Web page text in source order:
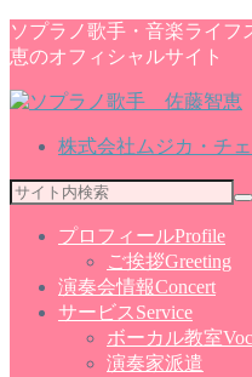
ソプラノ歌手・音楽ライフ
恵のオフィシャルサイト
株式会社ムジカ・チ
プロフィールProfile
ご挨拶Greeting
演奏会情報Concert
サービス Service
ボーカル教室
演奏家派遣